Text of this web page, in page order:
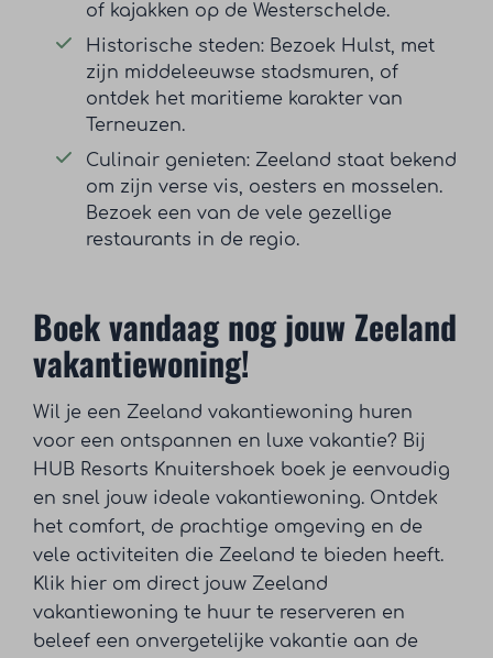
of kajakken op de Westerschelde.
Historische steden: Bezoek Hulst, met
zijn middeleeuwse stadsmuren, of
ontdek het maritieme karakter van
Terneuzen.
Culinair genieten: Zeeland staat bekend
om zijn verse vis, oesters en mosselen.
Bezoek een van de vele gezellige
restaurants in de regio.
Boek vandaag nog jouw Zeeland
vakantiewoning!
Wil je een Zeeland vakantiewoning huren
voor een ontspannen en luxe vakantie? Bij
HUB Resorts Knuitershoek boek je eenvoudig
en snel jouw ideale vakantiewoning. Ontdek
het comfort, de prachtige omgeving en de
vele activiteiten die Zeeland te bieden heeft.
Klik hier om direct jouw Zeeland
vakantiewoning te huur te reserveren en
beleef een onvergetelijke vakantie aan de